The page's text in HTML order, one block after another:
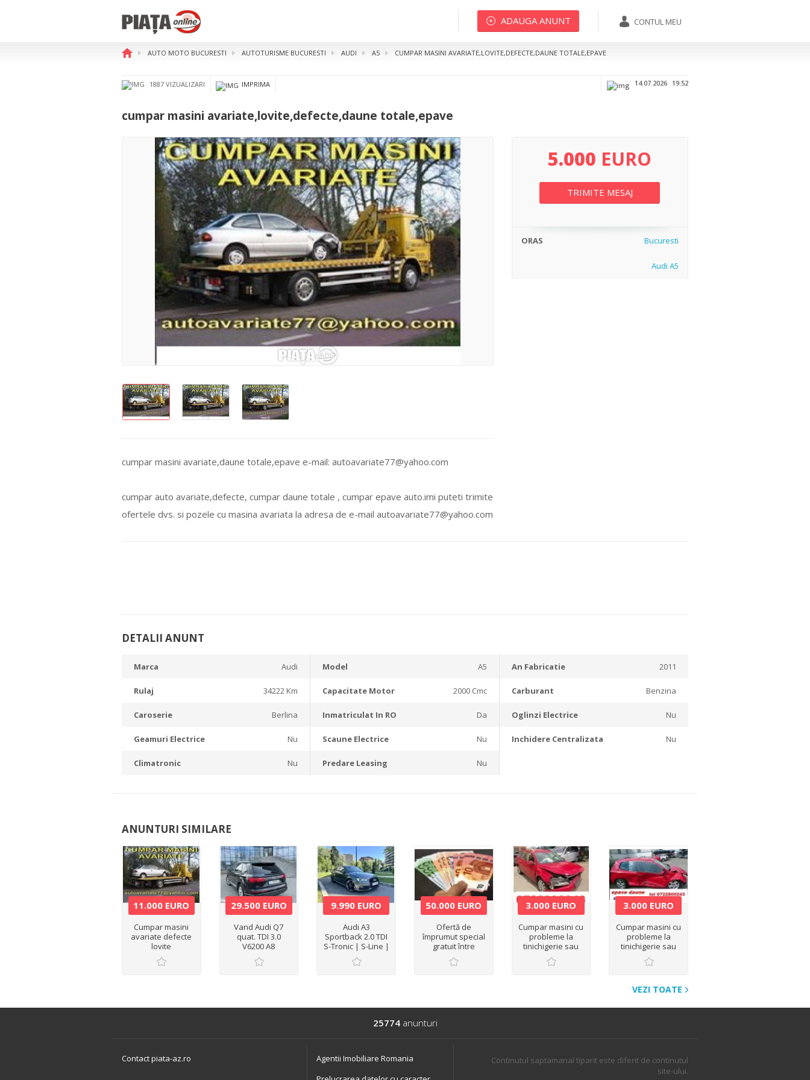
CONTUL MEU
ADAUGA ANUNT
cumpar masini avariate,lovite,defecte,daune totale,epave 07xx-xxxxxx Afiseaza
AUTO MOTO BUCURESTI AUTOTURISME BUCURESTI AUDI A5 CUMPAR MASINI AVARIATE,LOVITE,DEFECTE,DAUNE TOTALE,EPAVE
1887 VIZUALIZARI IMPRIMA 14.07.2026 19:52
cumpar masini avariate,lovite,defecte,daune totale,epave
cumpar masini avariate,daune totale,epave e-mail: autoavariate77@yahoo.com
cumpar auto avariate,defecte, cumpar daune totale , cumpar epave auto.imi puteti trimite
ofertele dvs. si pozele cu masina avariata la adresa de e-mail autoavariate77@yahoo.com
5.000 EURO
TRIMITE MESAJ
ORAS Bucuresti
Audi A5
DETALII ANUNT
Marca Audi Model A5 An Fabricatie 2011
Rulaj 34222 Km Capacitate Motor 2000 Cmc Carburant Benzina
Caroserie Berlina Inmatriculat In RO Da Oglinzi Electrice Nu
Geamuri Electrice Nu Scaune Electrice Nu Inchidere Centralizata Nu
Climatronic Nu Predare Leasing Nu
ANUNTURI SIMILARE
11.000 EURO
Cumpar masini
avariate defecte
lovite
29.500 EURO
Vand Audi Q7
quat. TDI 3.0
V6200 A8
9.990 EURO
Audi A3
Sportback 2.0 TDI
S-Tronic | S-Line |
Istoric Service
Complet
50.000 EURO
Ofertă de
împrumut special
gratuit între
persoane private
Email:
3.000 EURO
Cumpar masini cu
probleme la
tinichigerie sau
avariate
3.000 EURO
Cumpar masini cu
probleme la
tinichigerie sau
avariate
VEZI TOATE
25774anunturi
Contact piata-az.ro
Agentii Imobiliare Romania
Continutul saptamanal tiparit este diferit de continutul
site-ului.